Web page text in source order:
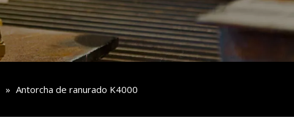
» Antorcha de ranurado K4000